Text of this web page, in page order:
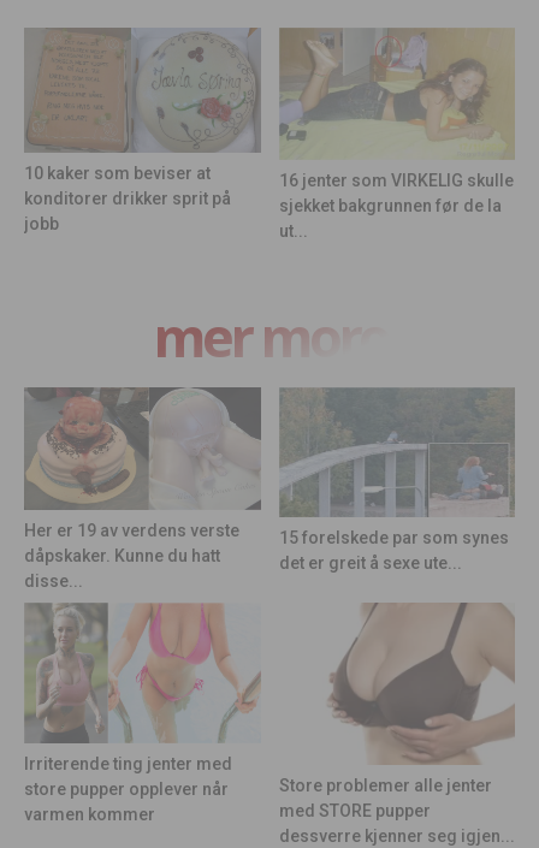
10 kaker som beviser at
konditorer drikker sprit på
jobb
16 jenter som VIRKELIG skulle
sjekket bakgrunnen før de la
ut...
mer moro
Her er 19 av verdens verste
dåpskaker. Kunne du hatt
disse...
15 forelskede par som synes
det er greit å sexe ute...
Irriterende ting jenter med
store pupper opplever når
varmen kommer
Store problemer alle jenter
med STORE pupper
dessverre kjenner seg igjen...